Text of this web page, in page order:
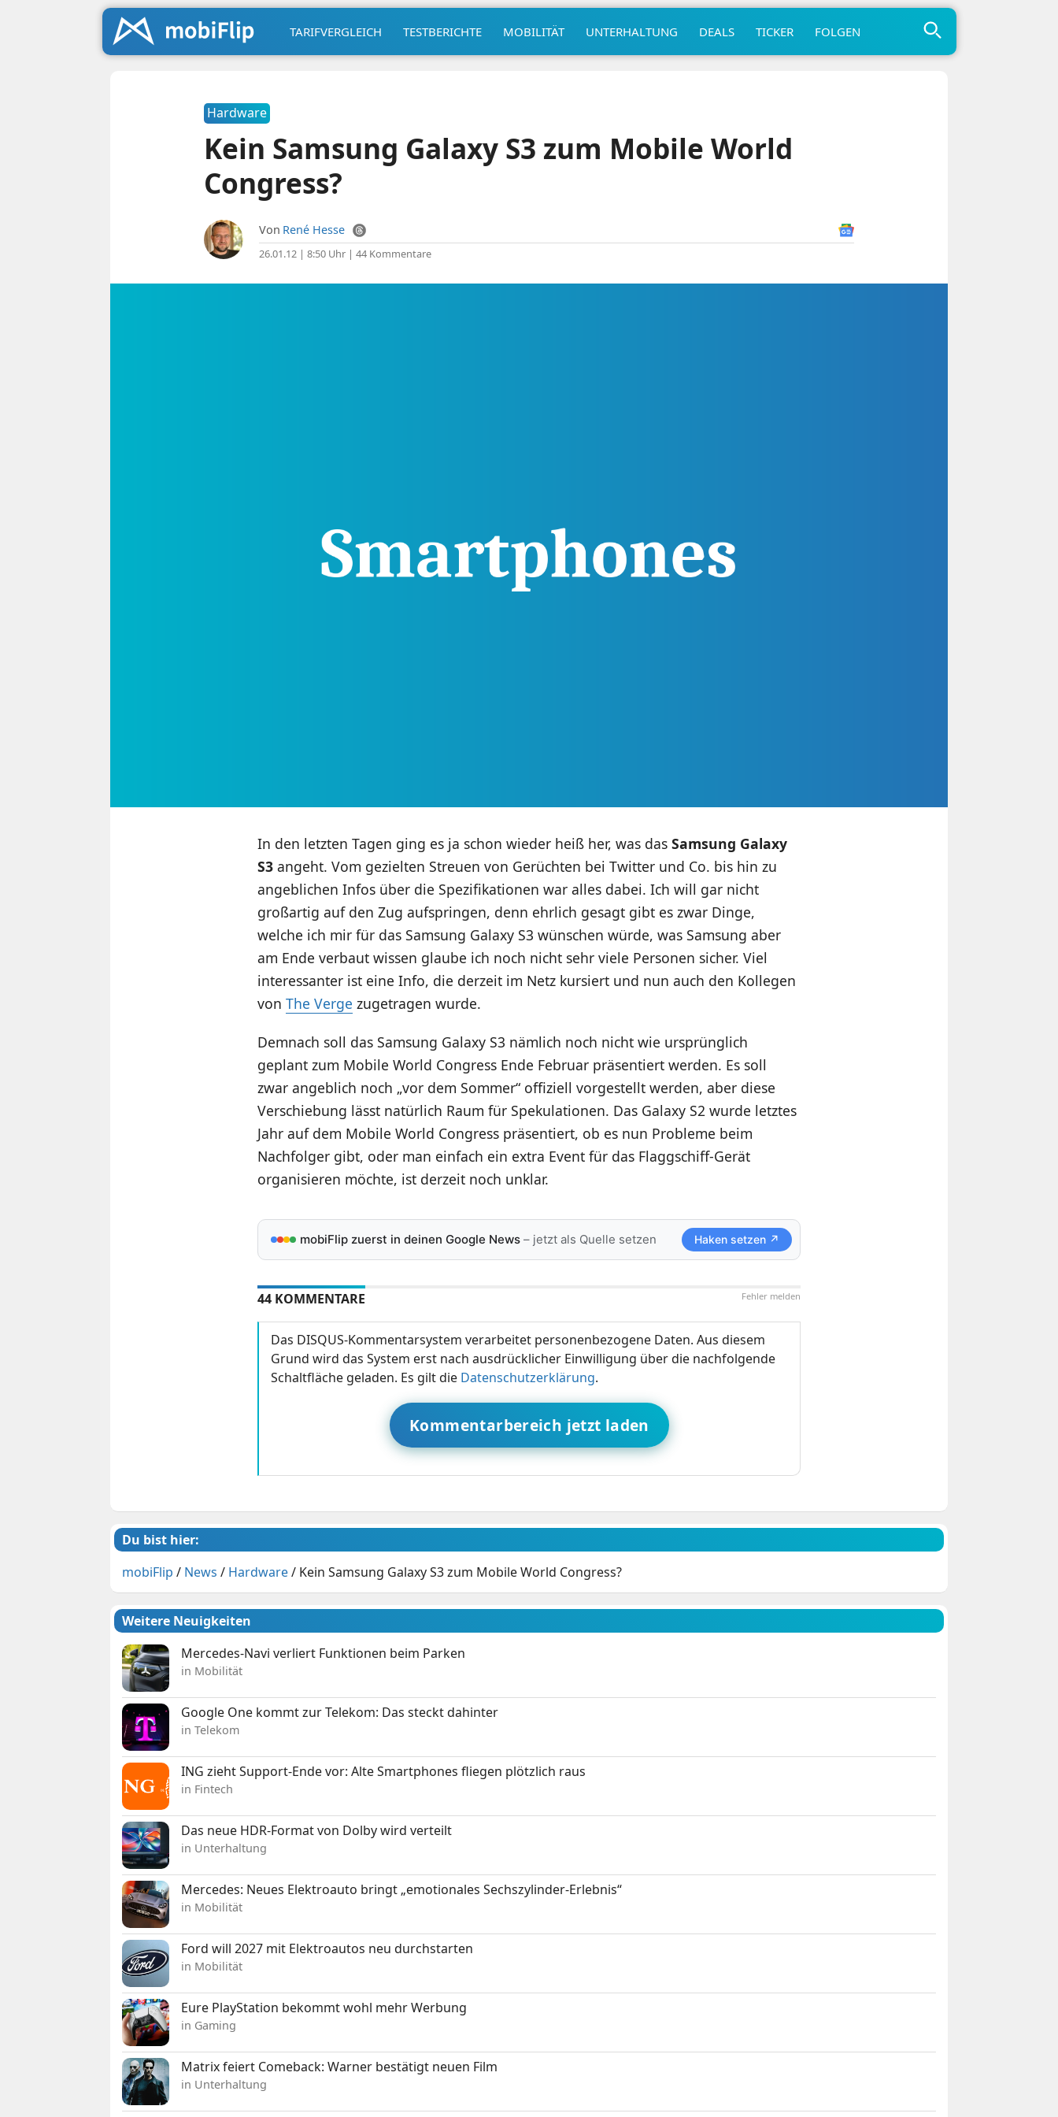
TARIFVERGLEICH TESTBERICHTE MOBILITÄT UNTERHALTUNG DEALS TICKER FOLGEN
Hardware
Kein Samsung Galaxy S3 zum Mobile World
Congress?
Von René Hesse
26.01.12 | 8:50 Uhr| 44 Kommentare
In den letzten Tagen ging es ja schon wieder heiß her, was das Samsung Galaxy
S3angeht. Vom gezielten Streuen von Gerüchten bei Twitter und Co. bis hin zu
angeblichen Infos über die Spezifikationen war alles dabei. Ich will gar nicht
großartig auf den Zug aufspringen, denn ehrlich gesagt gibt es zwar Dinge,
welche ich mir für das Samsung Galaxy S3 wünschen würde, was Samsung aber
am Ende verbaut wissen glaube ich noch nicht sehr viele Personen sicher. Viel
interessanter ist eine Info, die derzeit im Netz kursiert und nun auch den Kollegen
von The Verge zugetragen wurde.
Demnach soll das Samsung Galaxy S3 nämlich noch nicht wie ursprünglich
geplant zum Mobile World Congress Ende Februar präsentiert werden. Es soll
zwar angeblich noch „vor dem Sommer“ offiziell vorgestellt werden, aber diese
Verschiebung lässt natürlich Raum für Spekulationen. Das Galaxy S2 wurde letztes
Jahr auf dem Mobile World Congress präsentiert, ob es nun Probleme beim
Nachfolger gibt, oder man einfach ein extra Event für das Flaggschiff-Gerät
organisieren möchte, ist derzeit noch unklar.
mobiFlip zuerst in deinen Google News– jetzt als Quelle setzen Haken setzen ↗
Fehler melden
44 KOMMENTARE
Das DISQUS-Kommentarsystem verarbeitet personenbezogene Daten. Aus diesem
Grund wird das System erst nach ausdrücklicher Einwilligung über die nachfolgende
Schaltfläche geladen. Es gilt die Datenschutzerklärung.
Kommentarbereich jetzt laden
Du bist hier:
mobiFlip / News / Hardware/ Kein Samsung Galaxy S3 zum Mobile World Congress?
Weitere Neuigkeiten
Mercedes-Navi verliert Funktionen beim Parken
in Mobilität
Google One kommt zur Telekom: Das steckt dahinter
in Telekom
ING zieht Support-Ende vor: Alte Smartphones fliegen plötzlich raus
in Fintech
Das neue HDR-Format von Dolby wird verteilt
in Unterhaltung
Mercedes: Neues Elektroauto bringt „emotionales Sechszylinder-Erlebnis“
in Mobilität
Ford will 2027 mit Elektroautos neu durchstarten
in Mobilität
Eure PlayStation bekommt wohl mehr Werbung
in Gaming
Matrix feiert Comeback: Warner bestätigt neuen Film
in Unterhaltung